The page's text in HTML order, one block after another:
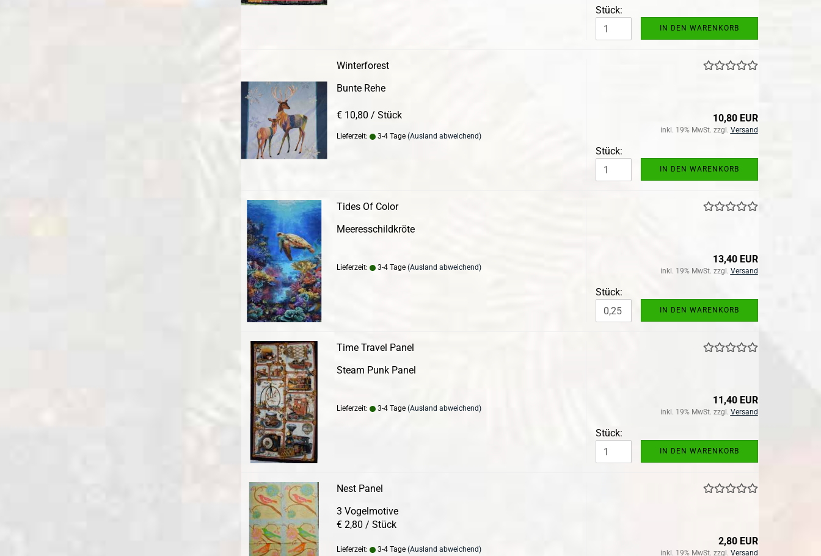
Stück:
IN DEN WARENKORB
Winterforest
Bunte Rehe
€ 10,80 / Stück
Lieferzeit: 3-4 Tage (Ausland abweichend)
10,80 EUR
inkl. 19% MwSt. zzgl. Versand
Stück:
IN DEN WARENKORB
Tides Of Color
Meeresschildkröte
Lieferzeit: 3-4 Tage (Ausland abweichend)
13,40 EUR
inkl. 19% MwSt. zzgl. Versand
Stück:
IN DEN WARENKORB
Time Travel Panel
Steam Punk Panel
Lieferzeit: 3-4 Tage (Ausland abweichend)
11,40 EUR
inkl. 19% MwSt. zzgl. Versand
Stück:
IN DEN WARENKORB
Nest Panel
3 Vogelmotive
€ 2,80 / Stück
Lieferzeit: 3-4 Tage (Ausland abweichend)
2,80 EUR
inkl. 19% MwSt. zzgl. Versand